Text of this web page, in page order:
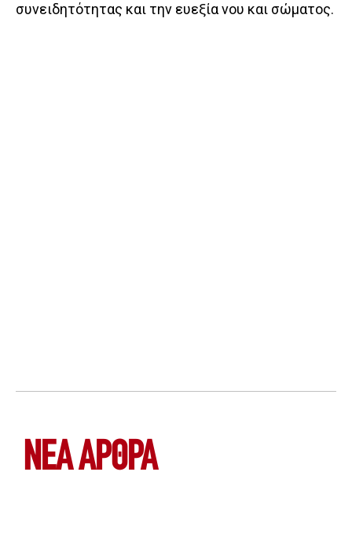
συνειδητότητας και την ευεξία νου και σώματος.
ΝΕΑ ΆΡΘΡΑ